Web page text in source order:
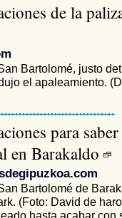
de la
Bartolomé, justo
el apaleamiento.
para
en Barakaldo
Bartolomé de
(Foto: David de
hasta acabar con